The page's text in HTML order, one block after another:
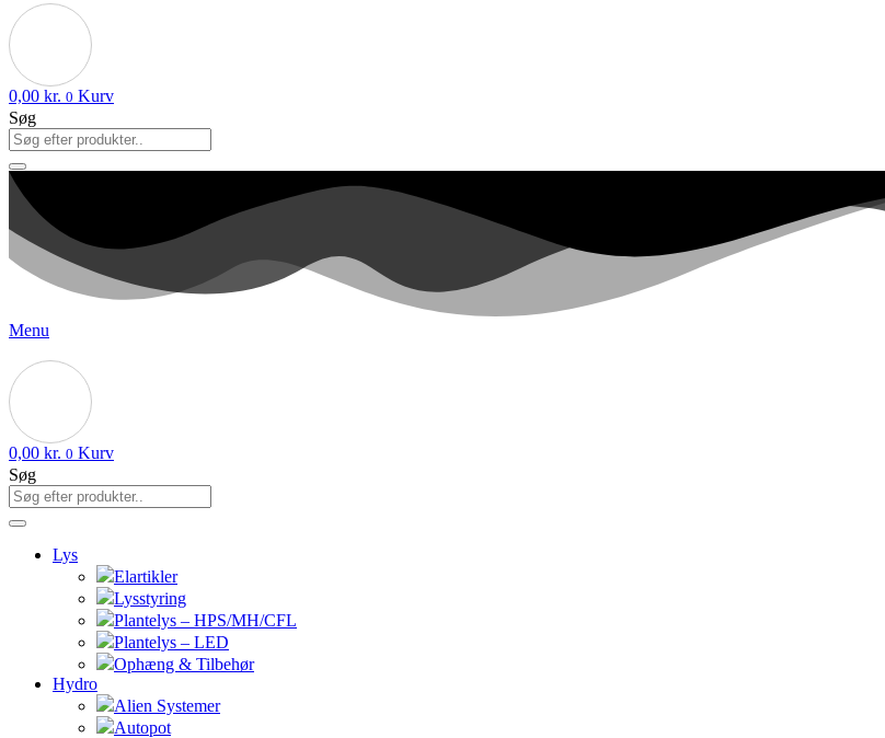
0,00 kr. 0 Kurv
Søg
Menu
0,00 kr. 0 Kurv
Søg
Lys
Elartikler
Lysstyring
Plantelys – HPS/MH/CFL
Plantelys – LED
Ophæng & Tilbehør
Hydro
Alien Systemer
Autopot